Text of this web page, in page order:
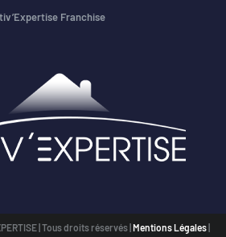
Franchise
| Tous droits réservés | Mentions Légales